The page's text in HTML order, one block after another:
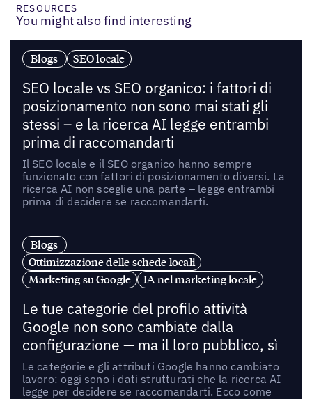
RESOURCES
You might also find interesting
Blogs SEO locale
SEO locale vs SEO organico: i fattori di
posizionamento non sono mai stati gli
stessi – e la ricerca AI legge entrambi
prima di raccomandarti
Il SEO locale e il SEO organico hanno sempre
funzionato con fattori di posizionamento diversi. La
ricerca AI non sceglie una parte – legge entrambi
prima di decidere se raccomandarti.
Blogs
Ottimizzazione delle schede locali
Marketing su Google
IA nel marketing locale
Le tue categorie del profilo attività
Google non sono cambiate dalla
configurazione — ma il loro pubblico, sì
Le categorie e gli attributi Google hanno cambiato
lavoro: oggi sono i dati strutturati che la ricerca AI
legge per decidere se raccomandarti. Ecco come